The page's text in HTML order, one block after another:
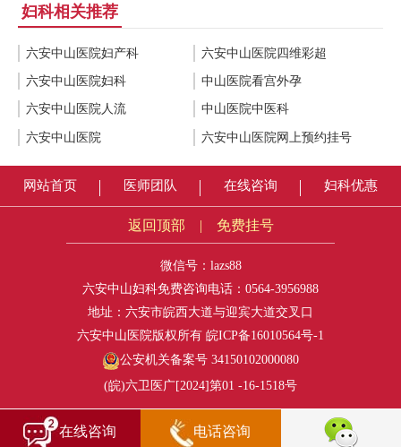
妇科相关推荐
六安中山医院妇产科 六安中山医院四维彩超
六安中山医院妇科 中山医院看宫外孕
六安中山医院人流 中山医院中医科
六安中山医院 六安中山医院网上预约挂号
网站首页 医师团队 在线咨询 妇科优惠
返回顶部 | 免费挂号
微信号：lazs88
六安中山妇科免费咨询电话： 0564-3956988
地址：六安市皖西大道与迎宾大道交叉口
六安中山医院版权所有 皖ICP备16010564号-1
公安机关备案号 34150102000080
(皖)六卫医广[2024]第01 -16-1518号
在线咨询 电话咨询